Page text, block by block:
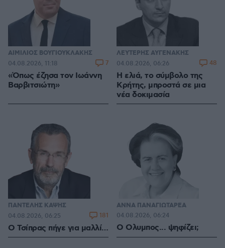
ΑΙΜΙΛΙΟΣ ΒΟΥΓΙΟΥΚΛΑΚΗΣ
«Όπως έζησα τον Ιωάννη
Βαρβιτσιώτη»
04.08.2026, 11:18 7
ΛΕΥΤΕΡΗΣ ΑΥΓΕΝΑΚΗΣ
Η ελιά, το σύμβολο της
Κρήτης, μπροστά σε μια
νέα δοκιμασία
04.08.2026, 06:26 48
ΠΑΝΤΕΛΗΣ ΚΑΨΗΣ
Ο Τσίπρας πήγε για μαλλί…
04.08.2026, 06:25 181
ΑΝΝΑ ΠΑΝΑΓΙΩΤΑΡΕΑ
Ο Ολυμπος... ψηφίζει;
04.08.2026, 06:24